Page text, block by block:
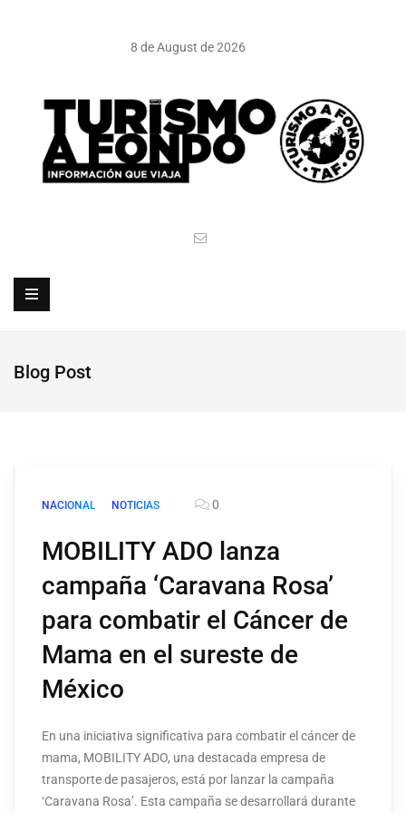
8 de August de 2026
Blog Post
NACIONAL NOTICIAS 0
MOBILITY ADO lanza
campaña ‘Caravana Rosa’
para combatir el Cáncer de
Mama en el sureste de
México
En una iniciativa significativa para combatir el cáncer de
mama, MOBILITY ADO, una destacada empresa de
transporte de pasajeros, está por lanzar la campaña
‘Caravana Rosa’. Esta campaña se desarrollará durante